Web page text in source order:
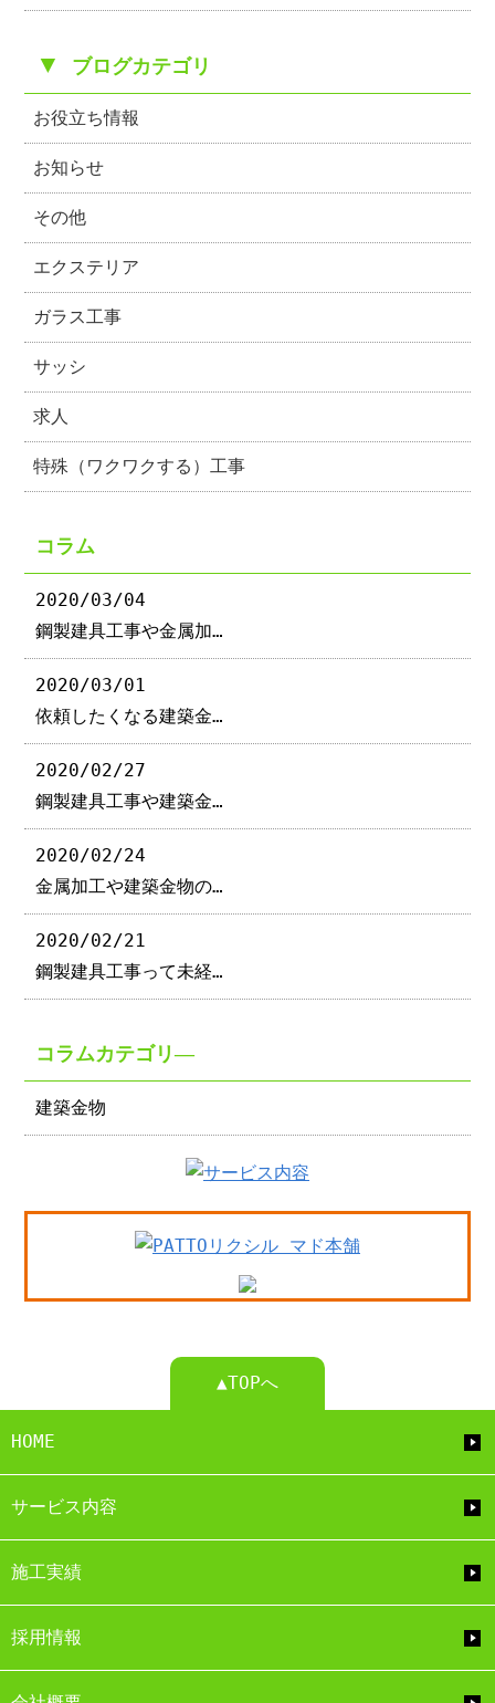
▼ ブログカテゴリ
お役立ち情報
お知らせ
その他
エクステリア
ガラス工事
サッシ
求人
特殊（ワクワクする）工事
コラム
2020/03/04
鋼製建具工事や金属加…
2020/03/01
依頼したくなる建築金…
2020/02/27
鋼製建具工事や建築金…
2020/02/24
金属加工や建築金物の…
2020/02/21
鋼製建具工事って未経…
コラムカテゴリ―
建築金物
▲TOPへ
HOME
サービス内容
施工実績
採用情報